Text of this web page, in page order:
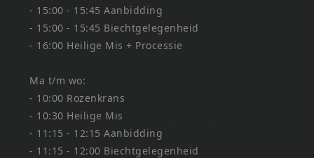
- 15:00 - 15:45 Aanbidding
- 15:00 - 15:45 Biechtgelegenheid
- 16:00 Heilige Mis + Processie
Ma t/m wo:
- 10:00 Rozenkrans
- 10:30 Heilige Mis
- 11:15 - 12:15 Aanbidding
- 11:15 - 12:00 Biechtgelegenheid